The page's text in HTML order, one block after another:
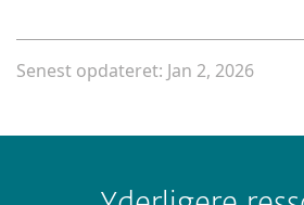
Senest opdateret: Jan 2, 2026